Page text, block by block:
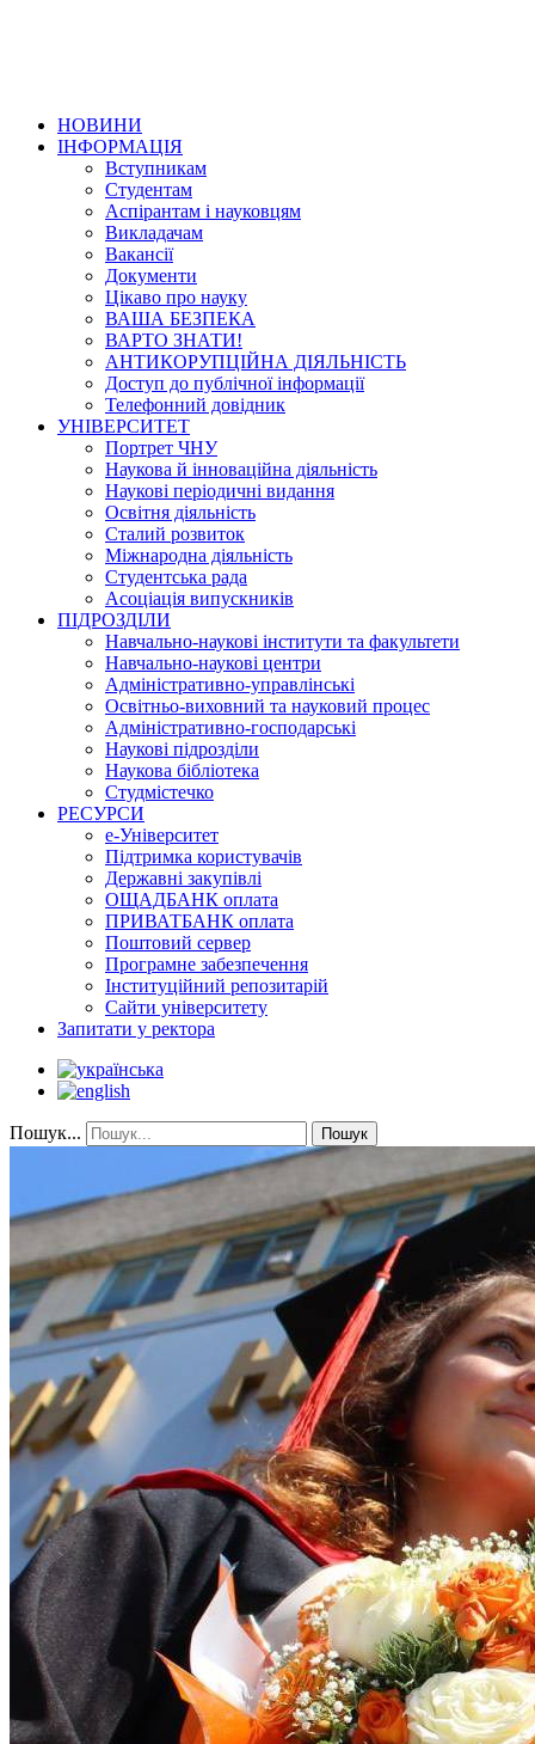
НОВИНИ
ІНФОРМАЦІЯ
Вступникам
Студентам
Аспірантам і науковцям
Викладачам
Вакансії
Документи
Цікаво про науку
ВАША БЕЗПЕКА
ВАРТО ЗНАТИ!
АНТИКОРУПЦІЙНА ДІЯЛЬНІСТЬ
Доступ до публічної інформації
Телефонний довідник
УНІВЕРСИТЕТ
Портрет ЧНУ
Наукова й інноваційна діяльність
Наукові періодичні видання
Освітня діяльність
Сталий розвиток
Міжнародна діяльність
Студентська рада
Асоціація випускників
ПІДРОЗДІЛИ
Навчально-наукові інститути та факультети
Навчально-наукові центри
Адміністративно-управлінські
Освітньо-виховний та науковий процес
Адміністративно-господарські
Наукові підрозділи
Наукова бібліотека
Студмістечко
РЕСУРСИ
е-Університет
Підтримка користувачів
Державні закупівлі
ОЩАДБАНК оплата
ПРИВАТБАНК оплата
Поштовий сервер
Програмне забезпечення
Інституційний репозитарій
Сайти університету
Запитати у ректора
Пошук... Пошук